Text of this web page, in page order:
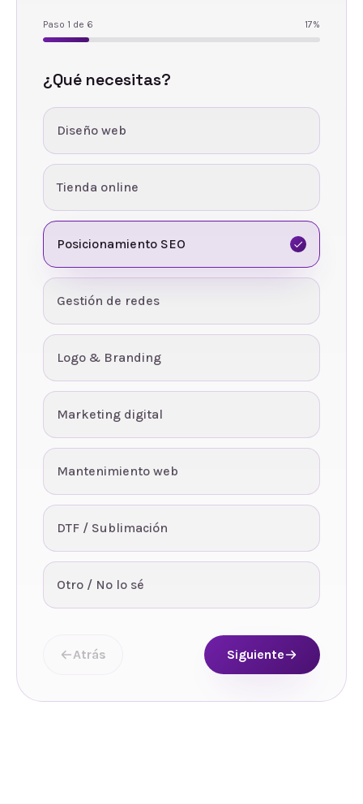
Paso 1 de 6 17%
¿Qué necesitas?
Diseño web
Tienda online
Posicionamiento SEO
Gestión de redes
Logo & Branding
Marketing digital
Mantenimiento web
DTF / Sublimación
Otro / No lo sé
Atrás Siguiente